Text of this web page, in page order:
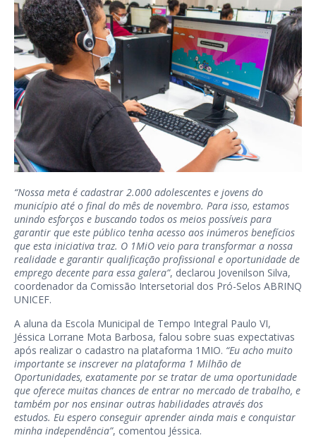
“Nossa meta é cadastrar 2.000 adolescentes e jovens do
município até o final do mês de novembro. Para isso, estamos
unindo esforços e buscando todos os meios possíveis para
garantir que este público tenha acesso aos inúmeros benefícios
que esta iniciativa traz. O 1MiO veio para transformar a nossa
realidade e garantir qualificação profissional e oportunidade de
emprego decente para essa galera”, declarou Jovenilson Silva,
coordenador da Comissão Intersetorial dos Pró-Selos ABRINQ
UNICEF.
A aluna da Escola Municipal de Tempo Integral Paulo VI,
Jéssica Lorrane Mota Barbosa, falou sobre suas expectativas
após realizar o cadastro na plataforma 1MIO. “Eu acho muito
importante se inscrever na plataforma 1 Milhão de
Oportunidades, exatamente por se tratar de uma oportunidade
que oferece muitas chances de entrar no mercado de trabalho, e
também por nos ensinar outras habilidades através dos
estudos. Eu espero conseguir aprender ainda mais e conquistar
minha independência”, comentou Jéssica.